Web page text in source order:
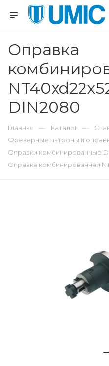
Оправка
DIN2080
Главная — Каталог —
Фрезерные патроны и
Оправки комбинированные
Оправка комбинированная